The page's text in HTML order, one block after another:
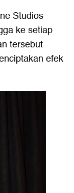
Studios
ke setiap
tersebut
efek